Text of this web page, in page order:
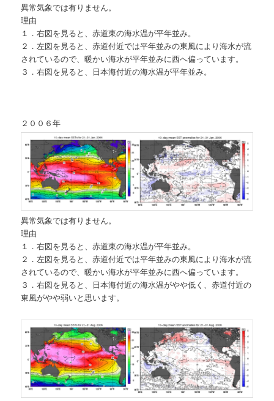
異常気象では有りません。
理由
１．右図を見ると、赤道東の海水温が平年並み。
２．左図を見ると、赤道付近では平年並みの東風により海水が流
されているので、暖かい海水が平年並みに西へ偏っています。
３．右図を見ると、日本海付近の海水温が平年並み。
２００６年
異常気象では有りません。
理由
１．右図を見ると、赤道東の海水温が平年並み。
２．左図を見ると、赤道付近では平年並みの東風により海水が流
されているので、暖かい海水が平年並みに西へ偏っています。
３．右図を見ると、日本海付近の海水温がやや低く、赤道付近の
東風がやや弱いと思います。